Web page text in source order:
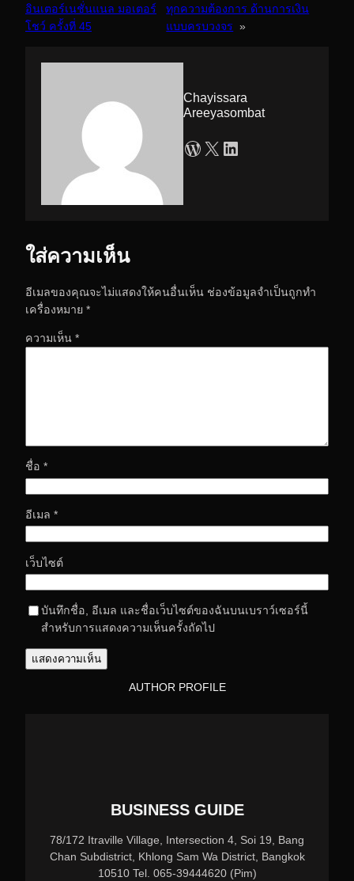
อินเตอร์เนชั่นแนล มอเตอร์
โชว์ ครั้งที่ 45
ทุกความต้องการ ด้านการเงิน
แบบครบวงจร »
Chayissara
Areeyasombat
WordPress X LinkedIn
ใส่ความเห็น
อีเมลของคุณจะไม่แสดงให้คนอื่นเห็น ช่องข้อมูลจำเป็นถูกทำ
เครื่องหมาย *
ความเห็น *
ชื่อ *
อีเมล *
เว็บไซต์
บันทึกชื่อ, อีเมล และชื่อเว็บไซต์ของฉันบนเบราว์เซอร์นี้
สำหรับการแสดงความเห็นครั้งถัดไป
AUTHOR PROFILE
BUSINESS GUIDE
78/172 Itraville Village, Intersection 4, Soi 19, Bang
Chan Subdistrict, Khlong Sam Wa District, Bangkok
10510 Tel. 065-39444620 (Pim)